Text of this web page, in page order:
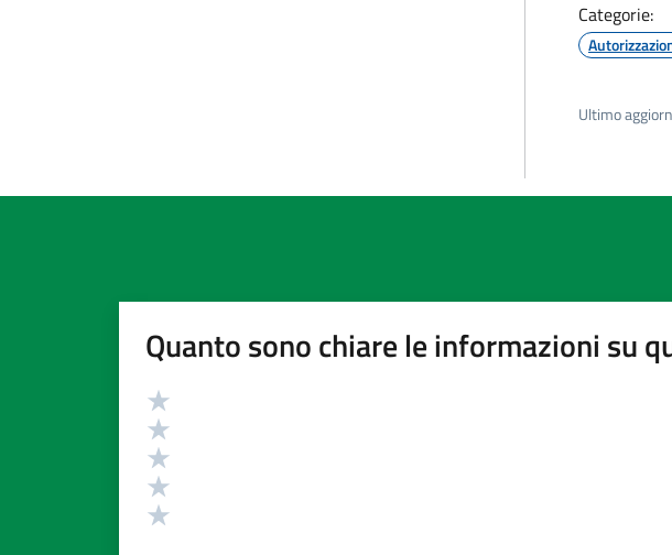
Categorie:
Ultimo
Quanto sono chiare le informazioni su
Valutazione